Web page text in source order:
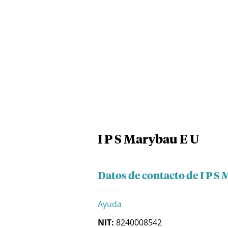
I P S Marybau E U
Datos de contacto de I P S
Ayuda
NIT: 8240008542